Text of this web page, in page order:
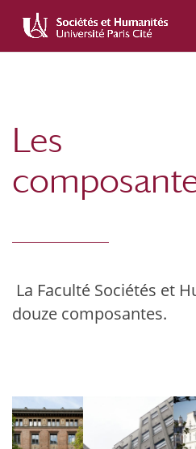
contenu
Les
La Faculté Sociétés et
douze composantes.